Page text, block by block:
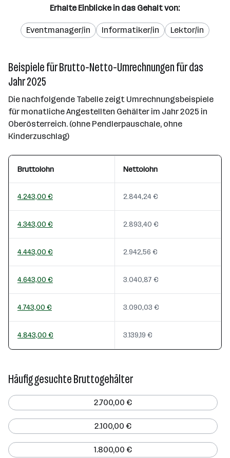
Erhalte Einblicke in das Gehalt von:
Eventmanager/in Informatiker/in Lektor/in
Beispiele für Brutto-Netto-Umrechnungen für das
Jahr 2025
Die nachfolgende Tabelle zeigt Umrechnungsbeispiele
für monatliche Angestellten Gehälter im Jahr 2025 in
Oberösterreich. (ohne Pendlerpauschale, ohne
Kinderzuschlag)
Bruttolohn Nettolohn
4.243,00 € 2.844,24 €
4.343,00 € 2.893,40 €
4.443,00 € 2.942,56 €
4.643,00 € 3.040,87 €
4.743,00 € 3.090,03 €
4.843,00 € 3.139,19 €
Häufig gesuchte Bruttogehälter
2.700,00 €
2.100,00 €
1.800,00 €